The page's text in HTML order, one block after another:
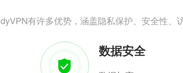
有许多优势，涵盖隐私保护、安全性、
数据安全